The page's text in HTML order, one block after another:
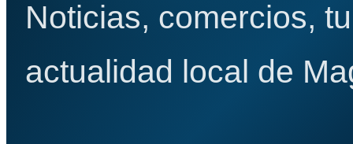
Noticias, comercios,
actualidad local de